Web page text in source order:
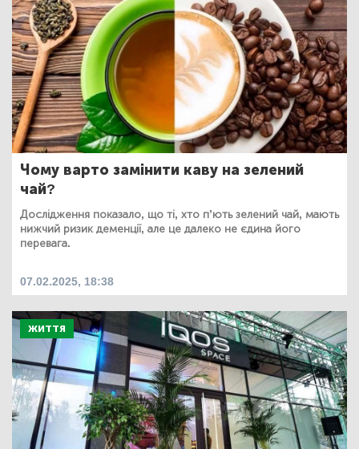
Чому варто замінити каву на зелений
чай?
Дослідження показало, що ті, хто п’ють зелений чай, мають
нижчий ризик деменції, але це далеко не єдина його
перевага.
07.02.2025, 18:38
ЖИТТЯ